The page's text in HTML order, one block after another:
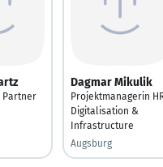
Partner
Dagmar Mikulik
Projektmanagerin
Digitalisation &
Infrastructure
Augsburg